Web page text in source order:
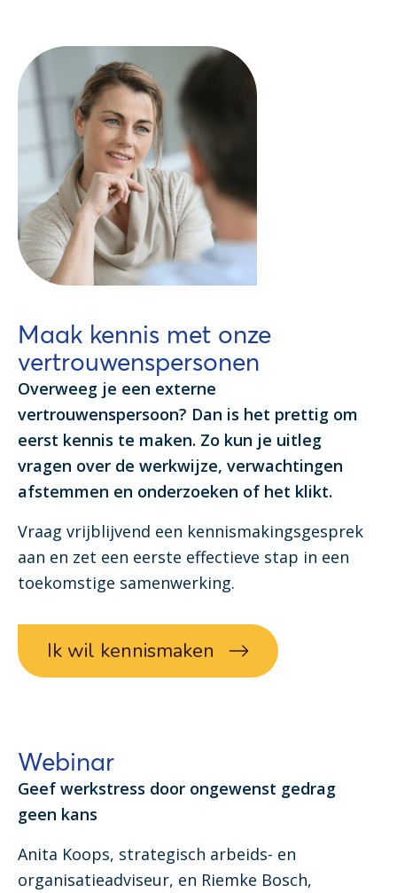
Maak kennis met onze
vertrouwenspersonen
Overweeg je een externe
vertrouwenspersoon? Dan is het prettig om
eerst kennis te maken. Zo kun je uitleg
vragen over de werkwijze, verwachtingen
afstemmen en onderzoeken of het klikt.
Vraag vrijblijvend een kennismakingsgesprek
aan en zet een eerste effectieve stap in een
toekomstige samenwerking.
Ik wil kennismaken
Webinar
Geef werkstress door ongewenst gedrag
geen kans
Anita Koops, strategisch arbeids- en
organisatieadviseur, en Riemke Bosch,